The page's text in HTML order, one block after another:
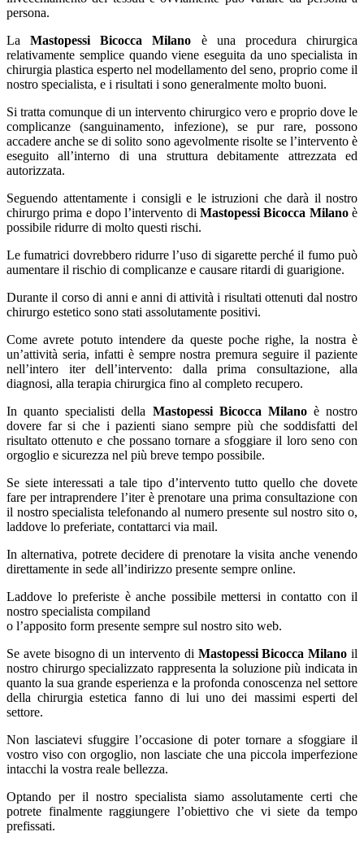
persona.
LaMastopessi Bicocca Milano è una procedura chirurgica
relativamente semplice quando viene eseguita da uno specialista in
chirurgia plastica esperto nel modellamento del seno, proprio come il
nostro specialista, e i risultati i sono generalmente molto buoni.
Si tratta comunque di un intervento chirurgico vero e proprio dove le
complicanze (sanguinamento, infezione), se pur rare, possono
accadere anche se di solito sono agevolmente risolte se l’intervento è
eseguito all’interno di una struttura debitamente attrezzata ed
autorizzata.
Seguendo attentamente i consigli e le istruzioni che darà il nostro
chirurgo prima e dopo l’intervento di Mastopessi Bicocca Milanoè
possibile ridurre di molto questi rischi.
Le fumatrici dovrebbero ridurre l’uso di sigarette perché il fumo può
aumentare il rischio di complicanze e causare ritardi di guarigione.
Durante il corso di anni e anni di attività i risultati ottenuti dal nostro
chirurgo estetico sono stati assolutamente positivi.
Come avrete potuto intendere da queste poche righe, la nostra è
un’attività seria, infatti è sempre nostra premura seguire il paziente
nell’intero iter dell’intervento: dalla prima consultazione, alla
diagnosi, alla terapia chirurgica fino al completo recupero.
In quanto specialisti della Mastopessi Bicocca Milanoè nostro
dovere far si che i pazienti siano sempre più che soddisfatti del
risultato ottenuto e che possano tornare a sfoggiare il loro seno con
orgoglio e sicurezza nel più breve tempo possibile.
Se siete interessati a tale tipo d’intervento tutto quello che dovete
fare per intraprendere l’iter è prenotare una prima consultazione con
il nostro specialista telefonando al numero presente sul nostro sito o,
laddove lo preferiate, contattarci via mail.
In alternativa, potrete decidere di prenotare la visita anche venendo
direttamente in sede all’indirizzo presente sempre online.
Laddove lo preferiste è anche possibile mettersi in contatto con il
nostro specialista compiland
o l’apposito form presente sempre sul nostro sito web.
Se avete bisogno di un intervento di Mastopessi Bicocca Milano il
nostro chirurgo specializzato rappresenta la soluzione più indicata in
quanto la sua grande esperienza e la profonda conoscenza nel settore
della chirurgia estetica fanno di lui uno dei massimi esperti del
settore.
Non lasciatevi sfuggire l’occasione di poter tornare a sfoggiare il
vostro viso con orgoglio, non lasciate che una piccola imperfezione
intacchi la vostra reale bellezza.
Optando per il nostro specialista siamo assolutamente certi che
potrete finalmente raggiungere l’obiettivo che vi siete da tempo
prefissati.